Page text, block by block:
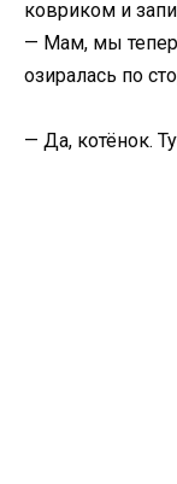
ковриком и
— Мам, мы
озиралась по
— Да, котёнок.